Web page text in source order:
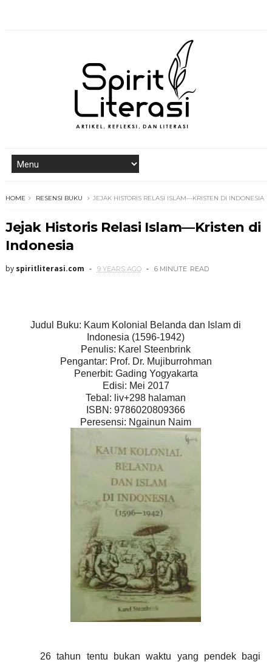
HOME RESENSI BUKU JEJAK HISTORIS RELASI ISLAM—KRISTEN DI INDONESIA
Jejak Historis Relasi Islam—Kristen di
Indonesia
by spiritliterasi.com 9 YEARS AGO 6 MINUTE READ
Judul Buku: Kaum Kolonial Belanda dan Islam di
Indonesia (1596-1942)
Penulis: Karel Steenbrink
Pengantar: Prof. Dr. Mujiburrohman
Penerbit: Gading Yogyakarta
Edisi: Mei 2017
Tebal: liv+298 halaman
ISBN: 9786020809366
Peresensi: Ngainun Naim
26 tahun tentu bukan waktu yang pendek bagi